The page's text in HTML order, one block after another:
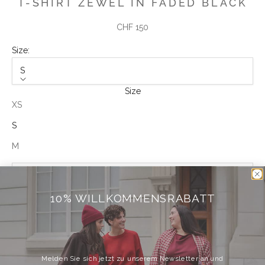
T-SHIRT ZEWEL IN FADED BLACK
Angebot
CHF 150
Size:
S
Size
XS
S
M
IN DEN WARENKORB
Weitere Bezahlmöglichkeiten
10% WILLKOMMENSRABATT
Melden Sie sich jetzt zu unserem Newsletter an und